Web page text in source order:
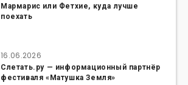
Мармарис или Фетхие, куда лучше
поехать
16.06.2026
Слетать.ру — информационный партнёр
фестиваля «Матушка Земля»